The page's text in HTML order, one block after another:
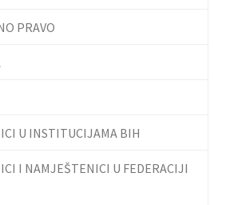
PRAVO
U INSTITUCIJAMA BIH
I NAMJEŠTENICI U FEDERACIJI